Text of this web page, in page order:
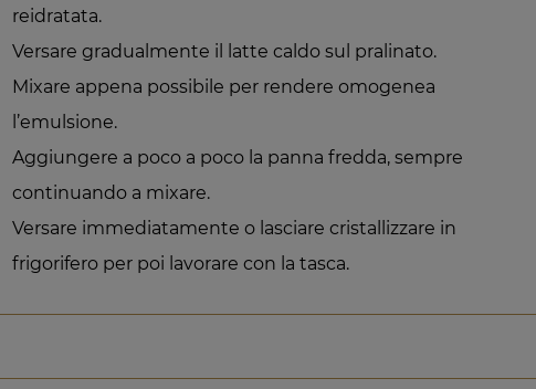
reidratata.
Versare gradualmente il latte caldo sul pralinato.
Mixare appena possibile per rendere omogenea
l’emulsione.
Aggiungere a poco a poco la panna fredda, sempre
continuando a mixare.
Versare immediatamente o lasciare cristallizzare in
frigorifero per poi lavorare con la tasca.